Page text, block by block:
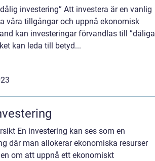
investering” Att investera är en vanlig
våra tillgångar och uppnå ekonomisk
kan investeringar förvandlas till ”dåliga
kan leda till betyd...
En investering kan ses som en
där man allokerar ekonomiska resurser
om att uppnå ett ekonomiskt